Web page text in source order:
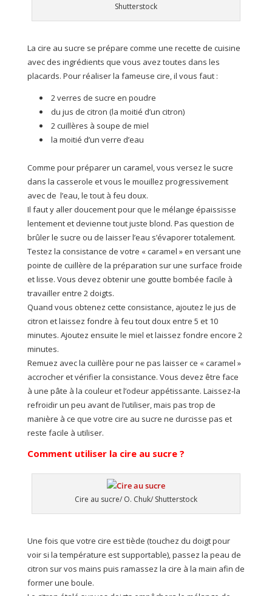
Shutterstock
La cire au sucre se prépare comme une recette de cuisine
avec des ingrédients que vous avez toutes dans les
placards. Pour réaliser la fameuse cire, il vous faut :
2 verres de sucre en poudre
du jus de citron (la moitié d’un citron)
2 cuillères à soupe de miel
la moitié d’un verre d’eau
Comme pour préparer un caramel, vous versez le sucre
dans la casserole et vous le mouillez progressivement
avec de l’eau, le tout à feu doux.
Il faut y aller doucement pour que le mélange épaississe
lentement et devienne tout juste blond. Pas question de
brûler le sucre ou de laisser l’eau s’évaporer totalement.
Testez la consistance de votre « caramel » en versant une
pointe de cuillère de la préparation sur une surface froide
et lisse. Vous devez obtenir une goutte bombée facile à
travailler entre 2 doigts.
Quand vous obtenez cette consistance, ajoutez le jus de
citron et laissez fondre à feu tout doux entre 5 et 10
minutes. Ajoutez ensuite le miel et laissez fondre encore 2
minutes.
Remuez avec la cuillère pour ne pas laisser ce « caramel »
accrocher et vérifier la consistance. Vous devez être face
à une pâte à la couleur et l’odeur appétissante. Laissez-la
refroidir un peu avant de l’utiliser, mais pas trop de
manière à ce que votre cire au sucre ne durcisse pas et
reste facile à utiliser.
Comment utiliser la cire au sucre ?
Cire au sucre/ O. Chuk/ Shutterstock
Une fois que votre cire est tiède (touchez du doigt pour
voir si la température est supportable), passez la peau de
citron sur vos mains puis ramassez la cire à la main afin de
former une boule.